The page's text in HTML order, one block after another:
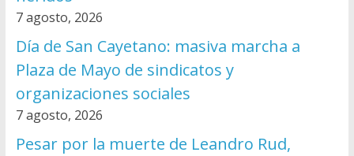
7 agosto, 2026
Día de San Cayetano: masiva marcha a
Plaza de Mayo de sindicatos y
organizaciones sociales
7 agosto, 2026
Pesar por la muerte de Leandro Rud,